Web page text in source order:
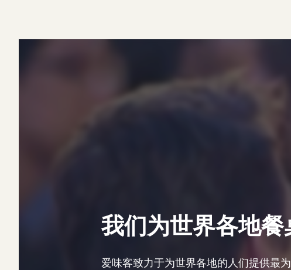
我们为世界各地
爱味客致力于为世界各地的人们提供最